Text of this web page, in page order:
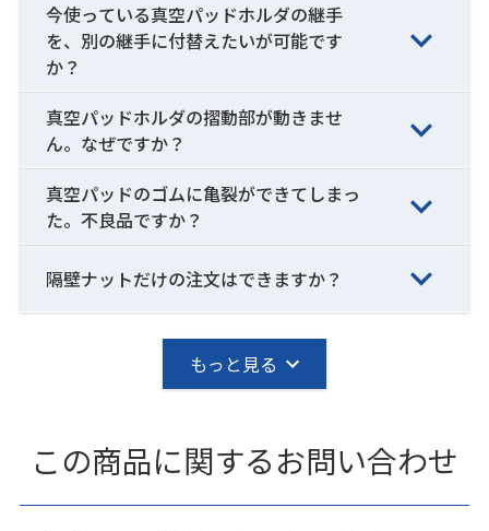
今使っている真空パッドホルダの継手
を、別の継手に付替えたいが可能です
か？
真空パッドホルダの摺動部が動きませ
ん。なぜですか？
真空パッドのゴムに亀裂ができてしまっ
た。不良品ですか？
隔壁ナットだけの注文はできますか？
もっと見る
この商品に関するお問い合わせ